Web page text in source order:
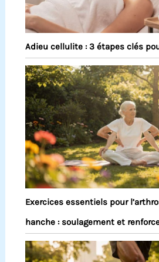
Adieu cellulite : 3 étapes clés
Exercices essentiels pour
hanche : soulagement et